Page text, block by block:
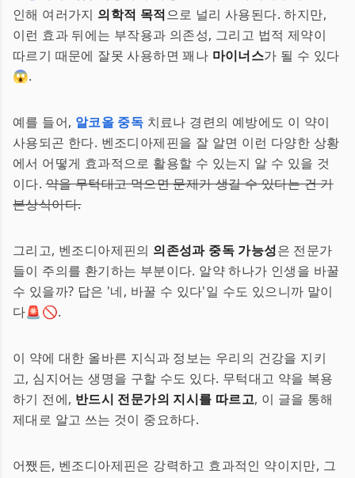
인해 여러가지 의학적 목적으로 널리 사용된다. 하지만,
이런 효과 뒤에는 부작용과 의존성, 그리고 법적 제약이
따르기 때문에 잘못 사용하면 꽤나 마이너스가 될 수 있다
😱.
예를 들어, 알코올 중독 치료나 경련의 예방에도 이 약이
사용되곤 한다. 벤조디아제핀을 잘 알면 이런 다양한 상황
에서 어떻게 효과적으로 활용할 수 있는지 알 수 있을 것
이다.약을 무턱대고 먹으면 문제가 생길 수 있다는 건 기
본상식이다.
그리고, 벤조디아제핀의 의존성과 중독 가능성은 전문가
들이 주의를 환기하는 부분이다. 알약 하나가 인생을 바꿀
수 있을까? 답은 '네, 바꿀 수 있다'일 수도 있으니까 말이
다🚨🚫.
이 약에 대한 올바른 지식과 정보는 우리의 건강을 지키
고, 심지어는 생명을 구할 수도 있다. 무턱대고 약을 복용
하기 전에, 반드시 전문가의 지시를 따르고, 이 글을 통해
제대로 알고 쓰는 것이 중요하다.
어쨌든, 벤조디아제핀은 강력하고 효과적인 약이지만, 그